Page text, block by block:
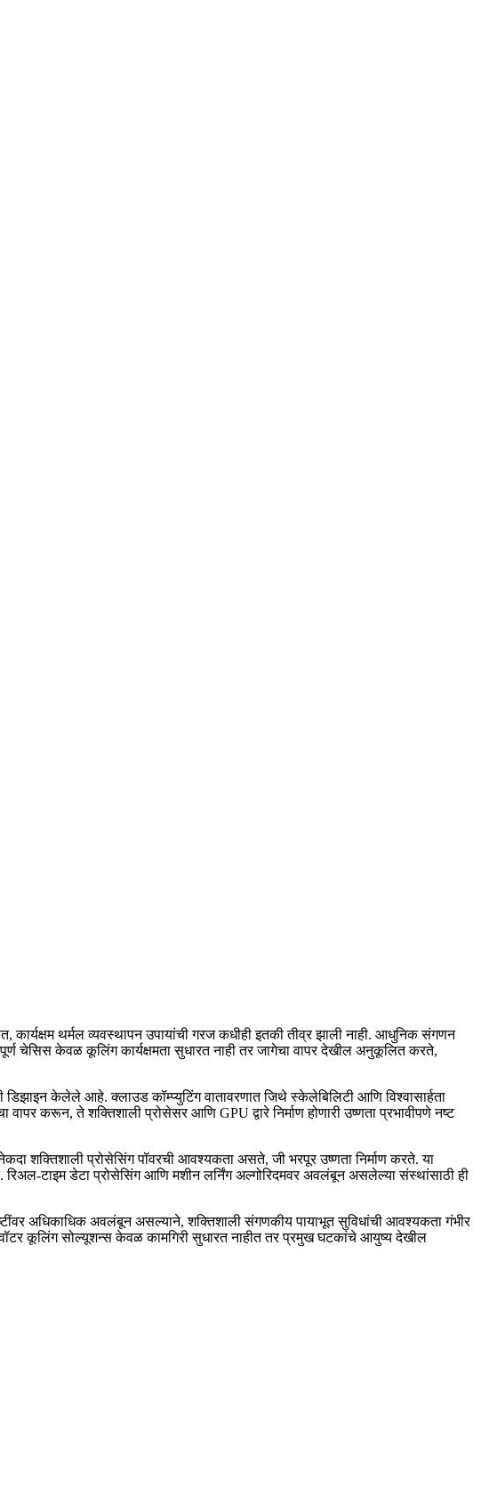
थर्मल व्यवस्थापन उपायांची गरज कधीही इतकी तीव्र झाली नाही. आधुनिक संगणन
चेसिस केवळ कूलिंग कार्यक्षमता सुधारत नाही तर जागेचा वापर देखील अनुकूलित करते,
केलेले आहे. क्लाउड कॉम्प्युटिंग वातावरणात जिथे स्केलेबिलिटी आणि विश्वासार्हता
करून, ते शक्तिशाली प्रोसेसर आणि GPU द्वारे निर्माण होणारी उष्णता प्रभावीपणे नष्ट
शक्तिशाली प्रोसेसिंग पॉवरची आवश्यकता असते, जी भरपूर उष्णता निर्माण करते. या
टाइम डेटा प्रोसेसिंग आणि मशीन लर्निंग अल्गोरिदमवर अवलंबून असलेल्या संस्थांसाठी ही
अधिकाधिक अवलंबून असल्याने, शक्तिशाली संगणकीय पायाभूत सुविधांची आवश्यकता गंभीर
कूलिंग सोल्यूशन्स केवळ कामगिरी सुधारत नाहीत तर प्रमुख घटकांचे आयुष्य देखील